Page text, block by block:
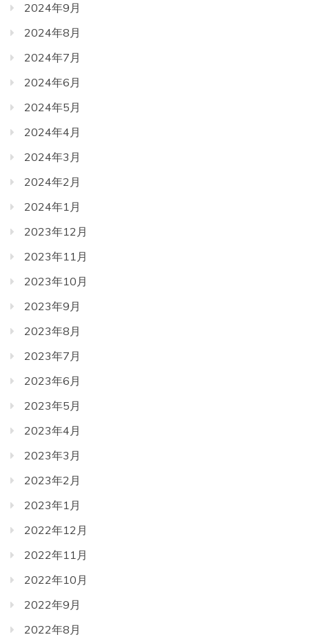
2024年9月
2024年8月
2024年7月
2024年6月
2024年5月
2024年4月
2024年3月
2024年2月
2024年1月
2023年12月
2023年11月
2023年10月
2023年9月
2023年8月
2023年7月
2023年6月
2023年5月
2023年4月
2023年3月
2023年2月
2023年1月
2022年12月
2022年11月
2022年10月
2022年9月
2022年8月